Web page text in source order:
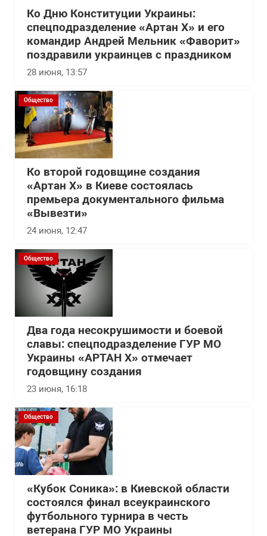
Ко Дню Конституции Украины:
спецподразделение «Артан Х» и его
командир Андрей Мельник «Фаворит»
поздравили украинцев с праздником
28 июня, 13:57
Общество
Ко второй годовщине создания
«Артан Х» в Киеве состоялась
премьера документального фильма
«Вывезти»
24 июня, 12:47
Общество
Два года несокрушимости и боевой
славы: спецподразделение ГУР МО
Украины «АРТАН Х» отмечает
годовщину создания
23 июня, 16:18
Общество
«Кубок Соника»: в Киевской области
состоялся финал всеукраинского
футбольного турнира в честь
ветерана ГУР МО Украины